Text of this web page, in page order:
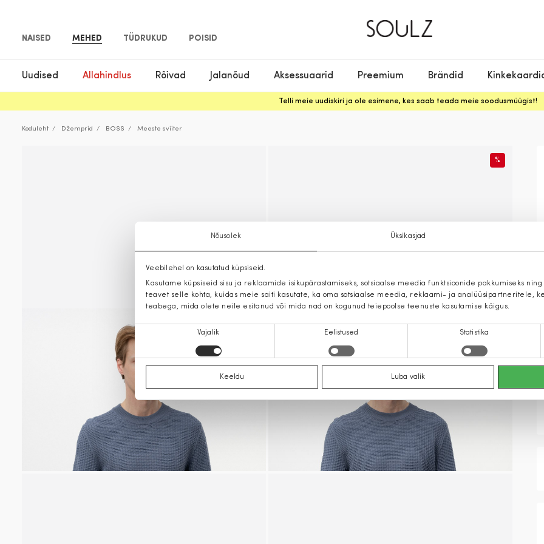
Nõusolek Üksikasjad
Veebilehel on kasutatud küpsiseid.
Kasutame küpsiseid sisu ja reklaamide isikupärastamiseks, sotsiaalse meedia funktsioonide pakkumiseks
teavet selle kohta, kuidas meie saiti kasutate, ka oma sotsiaalse meedia, reklaami- ja analüüsipartneritele,
teabega, mida olete neile esitanud või mida nad on kogunud teiepoolse teenuste kasutamise käigus.
Nõusoleku
Vajalik Eelistused Statistika
Keeldu Luba valik
NAISED MEHED TÜDRUKUD POISID
Uudised Allahindlus Rõivad Jalanõud Aksessuaarid Preemium Brändid
Telli meie uudiskiri ja ole esimene, kes saab teada meie soodusmüügist!
Koduleht Džemprid BOSS Meeste sviiter
%